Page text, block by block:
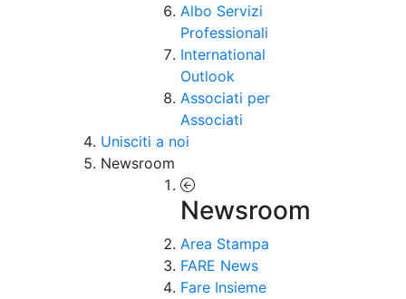
Albo Servizi
Professionali
International
Outlook
Associati per
Associati
Unisciti a noi
Newsroom
Newsroom
Area Stampa
FARE News
Fare Insieme